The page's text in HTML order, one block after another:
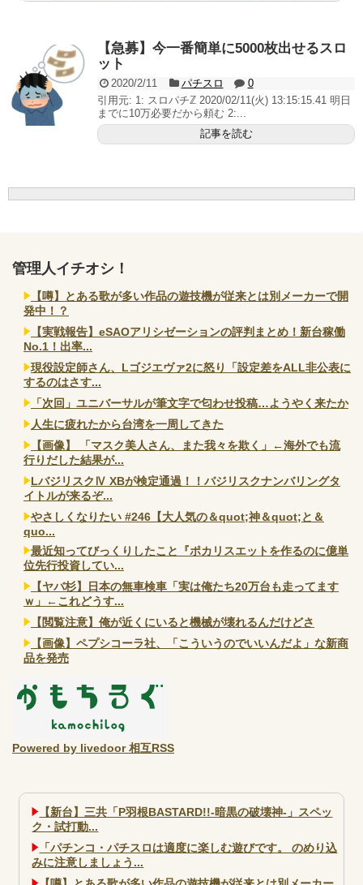
AngelBeats!とかいうクソアニメの思い出ｗｗｗ
Powered by livedoor 相互RSS
【急募】今一番簡単に5000枚出せるスロ
ット
2020/2/11 パチスロ
0
引用元: 1: スロパチℤ 2020/02/11(火) 13:15:15.41 明日
までに10万必要だから頼む 2:...
記事を読む
管理人イチオシ！
【噂】とある歌が多い作品の遊技機が従来とは別メーカーで開
発中！？
【実戦報告】eSAOアリシゼーションの評判まとめ！新台稼働
No.1！出率...
現役設定師さん、Lゴジエヴァ2に怒り「設定差をALL非公表に
するのはさす...
「次回」ユニバーサルが筆文字で匂わせ投稿…ようやく来たか
人生に疲れたから台湾を一周してきた
【画像】 「マスク美人さん、また我々を欺く」←海外でも流
行りだした結果が...
LバジリスクⅣ XBが検定通過！！バジリスクナンバリングタ
イトルが来るぞ...
やさしくなりたい #246【大人気の＆quot;神＆quot;と＆
quo...
最近知ってびっくりしたこと『ポカリスエットを作るのに億単
位先行投資してい...
【ヤバ杉】日本の無車検車「実は俺たち20万台も走ってます
ｗ」←これどうす...
【閲覧注意】俺が近くにいると機械が壊れるんだけどさ
【画像】ペプシコーラ社、「こういうのでいいんだよ」な新商
品を発売
Powered by livedoor 相互RSS
【新台】三共「P羽根BASTARD!!-暗黒の破壊神-」スペッ
ク・試打動...
「パチンコ・パチスロは適度に楽しむ遊びです。 のめり込
みに注意しましょう...